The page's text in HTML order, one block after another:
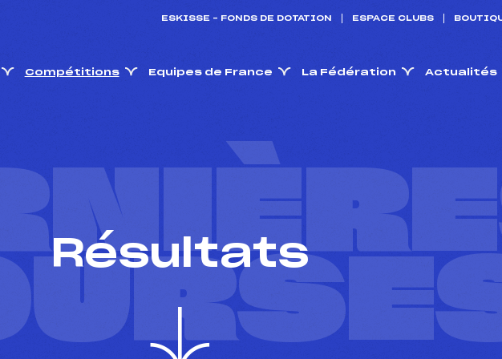
ESKISSE – FONDS DE DOTATION ESPACE CLUBS
Compétitions Equipes de France La Fédération Actualités
Résultats